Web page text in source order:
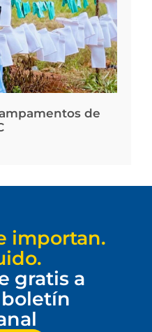
de
importan.
gratis a